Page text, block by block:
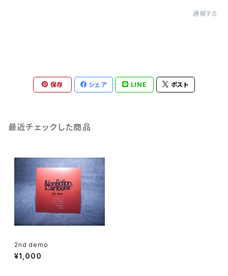
通報する
保存 シェア LINE ポスト
最近チェックした商品
2nd demo
¥1,000